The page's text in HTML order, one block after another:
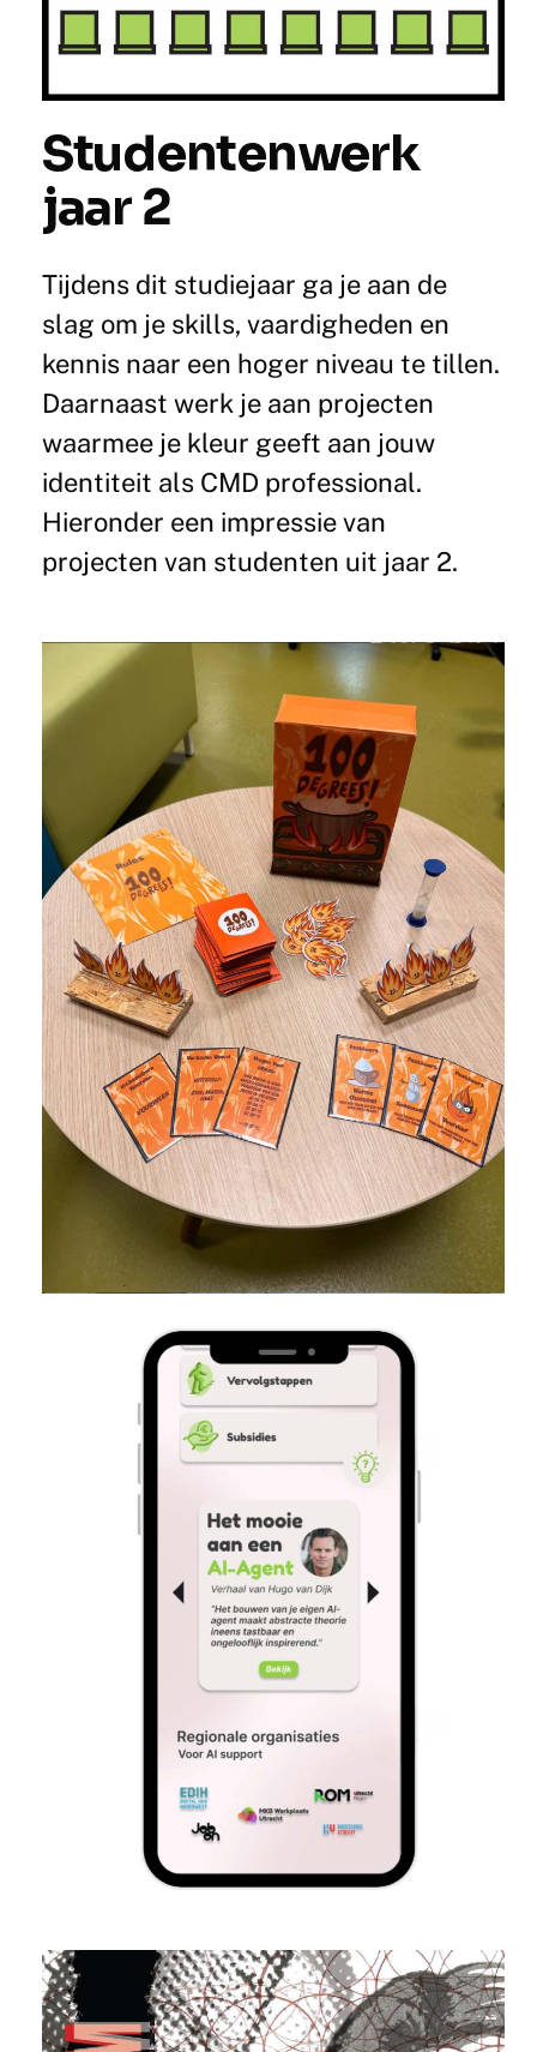
Studentenwerk
jaar 2
Tijdens dit studiejaar ga je aan de
slag om je skills, vaardigheden en
kennis naar een hoger niveau te tillen.
Daarnaast werk je aan projecten
waarmee je kleur geeft aan jouw
identiteit als CMD professional.
Hieronder een impressie van
projecten van studenten uit jaar 2.